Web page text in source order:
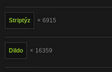
Striptýz 6915
Dildo 16359